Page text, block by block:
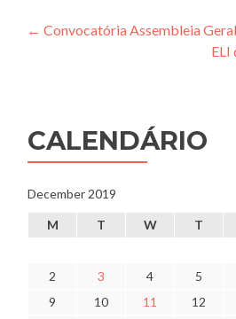
Post
← Convocatória Assembleia Geral
ELI
CALENDÁRIO
December 2019
M T W T
2
3 4 5
9
10 11 12